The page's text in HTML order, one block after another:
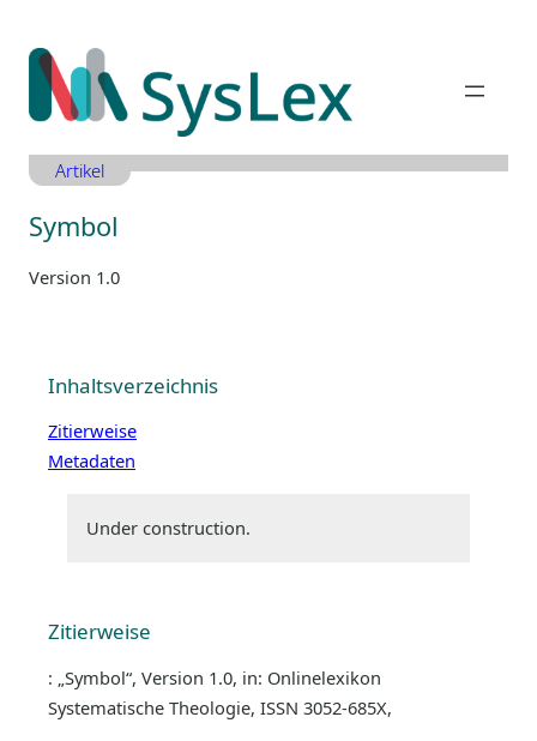
Inhalt
springen
Artikel
Symbol
Version 1.0
Inhaltsverzeichnis
Zitierweise
Metadaten
Under construction.
Zitierweise
: „Symbol“, Version 1.0, in: Onlinelexikon
Systematische Theologie, ISSN 3052-685X,